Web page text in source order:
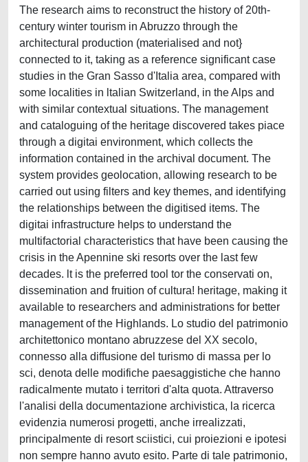
The research aims to reconstruct the history of 20th­
century winter tourism in Abruzzo through the
architectural production (materialised and not}
connected to it, taking as a reference significant case
studies in the Gran Sasso d'Italia area, compared with
some localities in ltalian Switzerland, in the Alps and
with similar contextual situations. The management
and cataloguing of the heritage discovered takes piace
through a digitai environment, which collects the
information contained in the archival document. The
system provides geolocation, allowing research to be
carried out using filters and key themes, and identifying
the relationships between the digitised items. The
digitai infrastructure helps to understand the
multifactorial characteristics that have been causing the
crisis in the Apennine ski resorts over the last few
decades. lt is the preferred tool tor the conservati on,
dissemination and fruition of cultura! heritage, making it
available to researchers and administrations for better
management of the Highlands. Lo studio del patrimonio
architettonico montano abruzzese del XX secolo,
connesso alla diffusione del turismo di massa per lo
sci, denota delle modifiche paesaggistiche che hanno
radicalmente mutato i territori d'alta quota. Attraverso
l'analisi della documentazione archivistica, la ricerca
evidenzia numerosi progetti, anche irrealizzati,
principalmente di resort sciistici, cui proiezioni e ipotesi
non sempre hanno avuto esito. Parte di tale patrimonio,